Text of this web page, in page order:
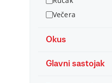
Večera
Okus
Glavni sastojak